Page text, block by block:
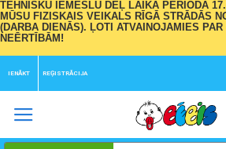
TEHNISKU IEMESLU DĒĻ LAIKA PERIODĀ
MŪSU FIZISKAIS VEIKALS RĪGĀ STRĀDĀS
(DARBA DIENĀS). ĻOTI ATVAINOJAMIES PAR
NEĒRTĪBĀM!
IENĀKT REĢISTRĀCIJA